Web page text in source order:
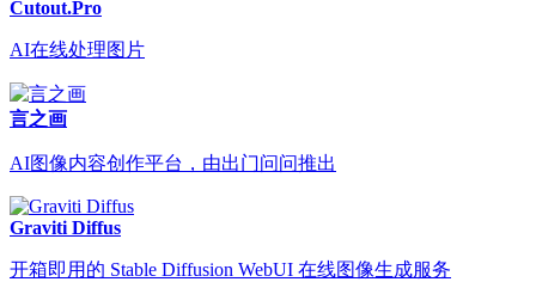
Cutout.Pro
AI在线处理图片
言之画
AI图像内容创作平台，由出门问问推出
Graviti Diffus
开箱即用的 Stable Diffusion WebUI 在线图像生成服务